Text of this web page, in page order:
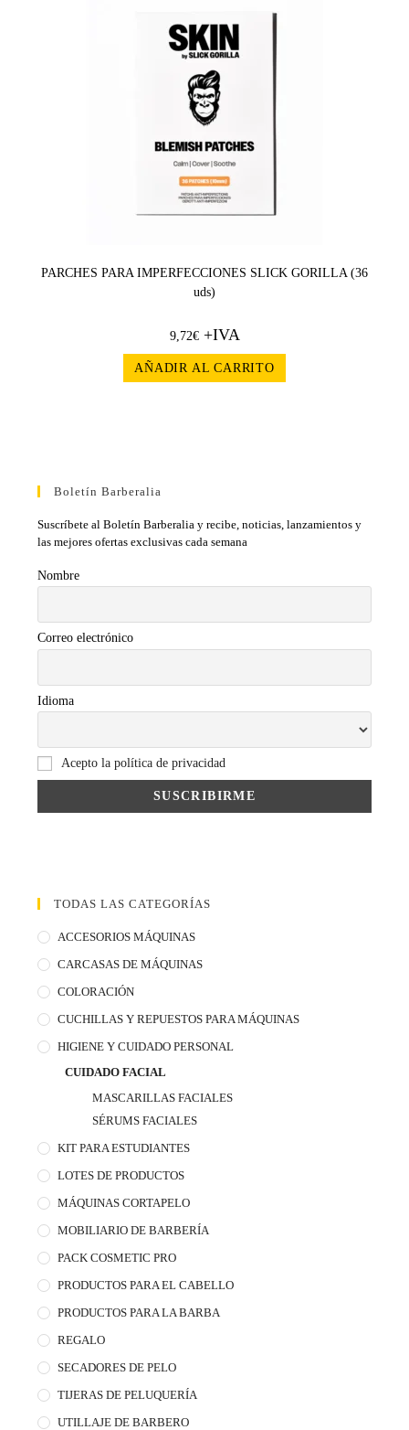
Boletín Barberalia
Suscríbete al Boletín Barberalia y recibe, noticias, lanzamientos y
las mejores ofertas exclusivas cada semana
Nombre
Correo electrónico
Idioma
Acepto la política de privacidad
TODAS LAS CATEGORÍAS
ACCESORIOS MÁQUINAS
CARCASAS DE MÁQUINAS
COLORACIÓN
CUCHILLAS Y REPUESTOS PARA MÁQUINAS
HIGIENE Y CUIDADO PERSONAL
CUIDADO FACIAL
MASCARILLAS FACIALES
SÉRUMS FACIALES
KIT PARA ESTUDIANTES
LOTES DE PRODUCTOS
MÁQUINAS CORTAPELO
MOBILIARIO DE BARBERÍA
PACK COSMETIC PRO
PRODUCTOS PARA EL CABELLO
PRODUCTOS PARA LA BARBA
REGALO
SECADORES DE PELO
TIJERAS DE PELUQUERÍA
UTILLAJE DE BARBERO
PARCHES PARA IMPERFECCIONES SLICK GORILLA (36
uds)
9,72€+IVA
AÑADIR AL CARRITO